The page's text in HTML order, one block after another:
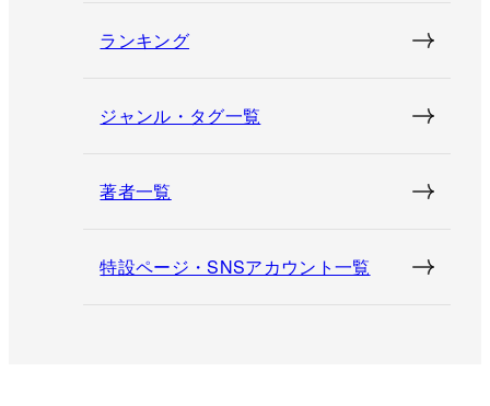
ランキング
ジャンル・タグ一覧
著者一覧
特設ページ・SNSアカウント一覧